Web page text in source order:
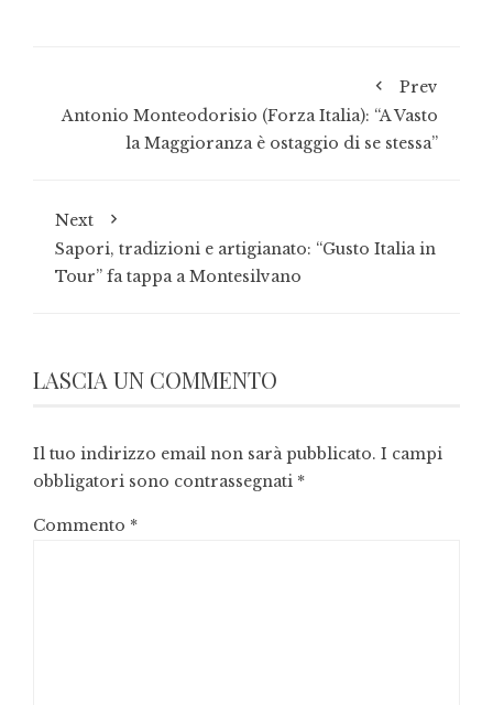
Prev
Antonio Monteodorisio (Forza Italia): “A Vasto
la Maggioranza è ostaggio di se stessa”
Next
Sapori, tradizioni e artigianato: “Gusto Italia in
Tour” fa tappa a Montesilvano
LASCIA UN COMMENTO
Il tuo indirizzo email non sarà pubblicato. I campi
obbligatori sono contrassegnati *
Commento *